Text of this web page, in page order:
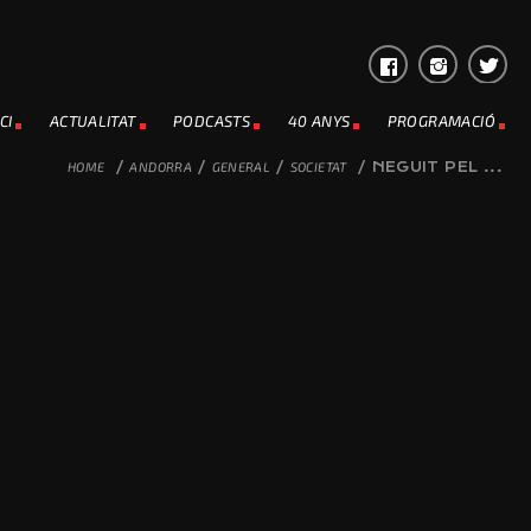
ACTUALITAT PODCASTS 40 ANYS PROGRAMACIÓ
HOME / ANDORRA / GENERAL / SOCIETAT / NEGUIT PEL ...